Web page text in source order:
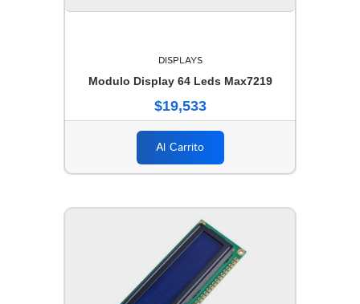
DISPLAYS
Modulo Display 64 Leds Max7219
$19,533
Al Carrito